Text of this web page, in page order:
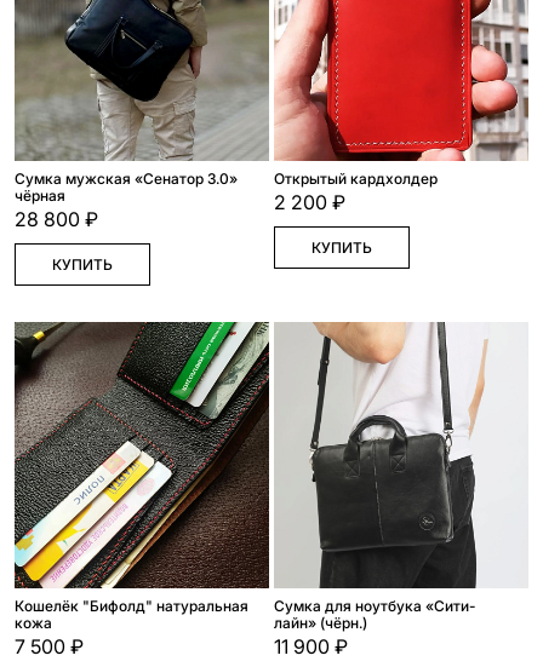
Сумка мужская «Сенатор 3.0»
чёрная
28 800 ₽
КУПИТЬ
Открытый кардхолдер
2 200 ₽
КУПИТЬ
Кошелёк "Бифолд" натуральная
кожа
7 500 ₽
Сумка для ноутбука «Сити-
лайн» (чёрн.)
11 900 ₽